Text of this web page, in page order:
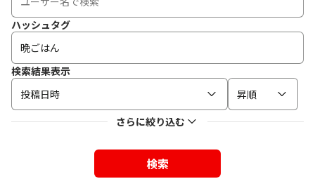
ハッシュタグ
検索結果表示
投稿日時
昇順
さらに絞り込む
検索